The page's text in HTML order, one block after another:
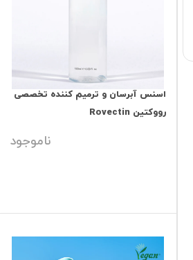
اسنس آبرسان و ترميم كننده تخصصی
رووکتین Rovectin
ناموجود